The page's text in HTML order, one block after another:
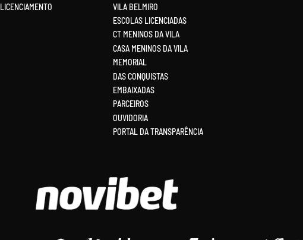
LICENCIAMENTO
VILA BELMIRO
ESCOLAS LICENCIADAS
CT MENINOS DA VILA
CASA MENINOS DA VILA
MEMORIAL
DAS CONQUISTAS
EMBAIXADAS
PARCEIROS
OUVIDORIA
PORTAL DA TRANSPARÊNCIA